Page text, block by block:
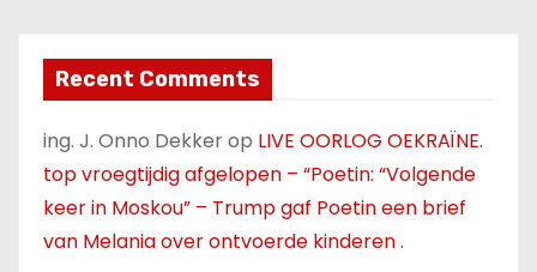
Recent Comments
ing. J. Onno Dekkerop LIVE OORLOG OEKRAÏNE.
top vroegtijdig afgelopen – “Poetin: “Volgende
keer in Moskou” – Trump gaf Poetin een brief
van Melania over ontvoerde kinderen .